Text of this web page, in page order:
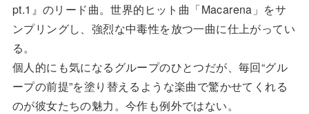
pt.1』のリード曲。世界的ヒット曲「Macarena」をサ
ンプリングし、強烈な中毒性を放つ一曲に仕上がってい
る。
個人的にも気になるグループのひとつだが、毎回“グル
ープの前提”を塗り替えるような楽曲で驚かせてくれる
のが彼女たちの魅力。今作も例外ではない。